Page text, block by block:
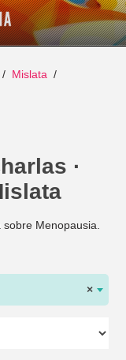
Mislata
·
Menopausia.
×